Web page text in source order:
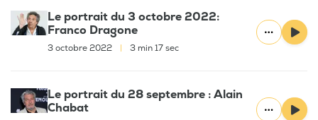
Le portrait du 3 octobre 2022:
Franco Dragone
3 octobre 2022 3 min 17 sec
Le portrait du 28 septembre : Alain
Chabat